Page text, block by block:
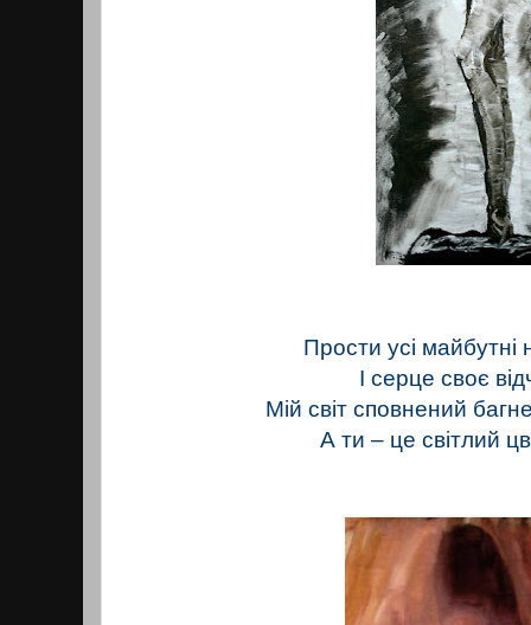
Прости усі майбутні
І серце своє
Мій світ сповнений
А ти – це світлий